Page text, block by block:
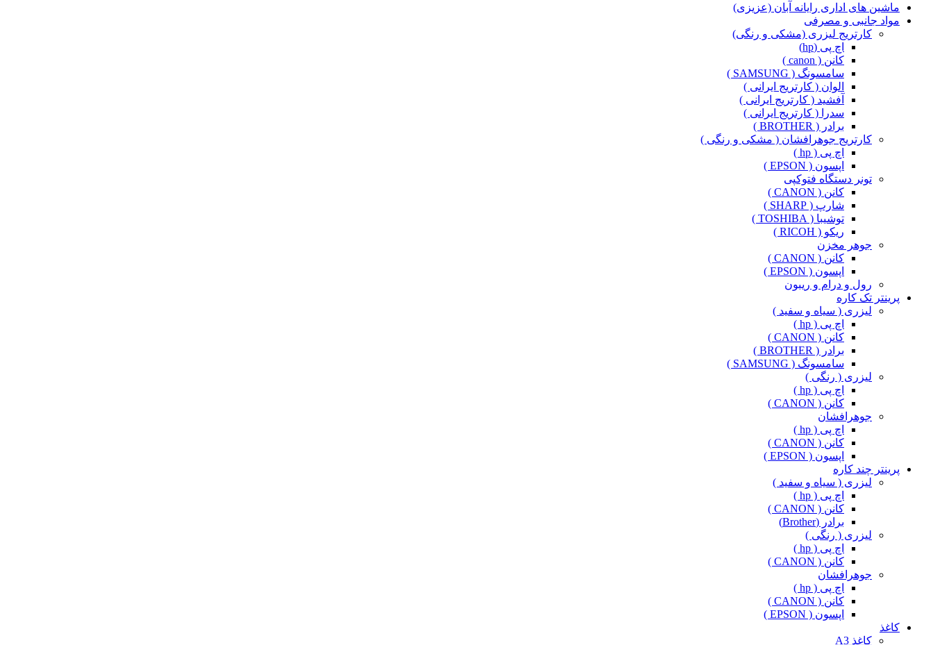
ماشین های اداری رایانه آبان (عزیزی)
مواد جانبی و مصرفی
کارتریج لیزری (مشکی و رنگی)
اچ پی (hp)
کانن ( canon )
سامسونگ ( SAMSUNG )
الوان ( کارتریج ایرانی )
آفشید ( کارتریج ایرانی )
سدرا ( کارتریج ایرانی )
برادر ( BROTHER )
کارتریج جوهرافشان ( مشکی و رنگی )
اچ پی ( hp )
اپسون ( EPSON )
تونر دستگاه فتوکپی
کانن ( CANON )
شارپ ( SHARP )
توشیبا ( TOSHIBA )
ریکو ( RICOH )
جوهر مخزن
کانن ( CANON )
اپسون ( EPSON )
رول و درام و ریبون
پرینتر تک کاره
لیزری ( سیاه و سفید )
اچ پی ( hp )
کانن ( CANON )
برادر ( BROTHER )
سامسونگ ( SAMSUNG )
لیزری ( رنگی )
اچ پی ( hp )
کانن ( CANON )
جوهرافشان
اچ پی ( hp )
کانن ( CANON )
اپسون ( EPSON )
پرینتر چند کاره
لیزری ( سیاه و سفید )
اچ پی ( hp )
کانن ( CANON )
برادر (Brother)
لیزری ( رنگی )
اچ پی ( hp )
کانن ( CANON )
جوهرافشان
اچ پی ( hp )
کانن ( CANON )
اپسون ( EPSON )
کاغذ
کاغذ A3